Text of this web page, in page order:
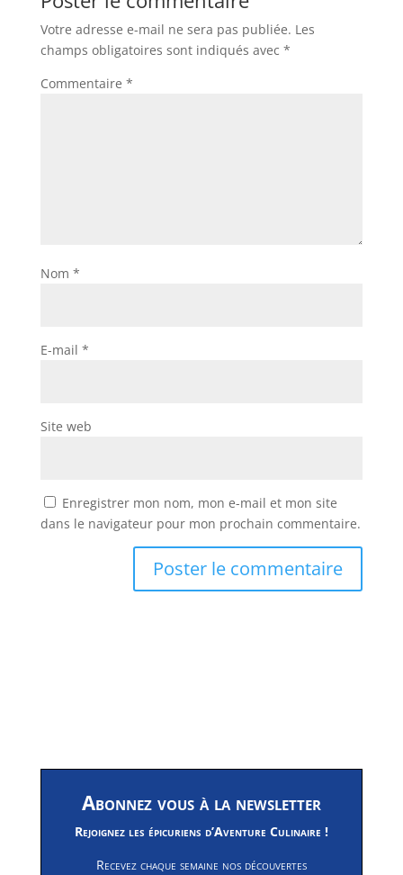
Votre adresse e-mail ne sera pas publiée. Les
champs obligatoires sont indiqués avec *
Commentaire *
Nom *
E-mail *
Site web
Enregistrer mon nom, mon e-mail et mon site
dans le navigateur pour mon prochain commentaire.
Abonnez vous à la newsletter
Rejoignez les épicuriens d’Aventure Culinaire !
Recevez chaque semaine nos découvertes